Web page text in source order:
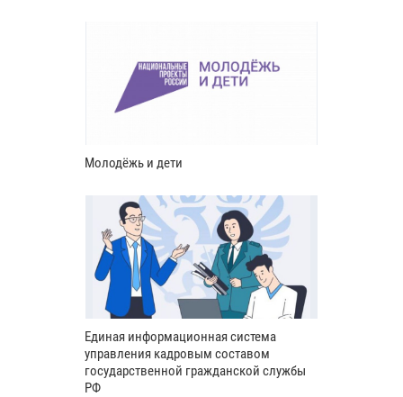
Молодёжь и дети
Единая информационная система
управления кадровым составом
государственной гражданской службы
РФ